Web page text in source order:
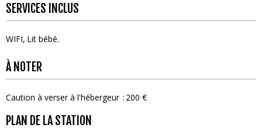
SERVICES INCLUS
WIFI Lit bébé
À NOTER
Caution à verser à l'hébergeur 200 €
PLAN DE LA STATION